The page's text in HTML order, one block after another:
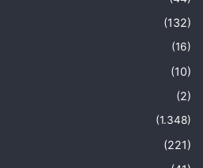
(132)
(16)
(10)
(2)
(1.348)
(221)